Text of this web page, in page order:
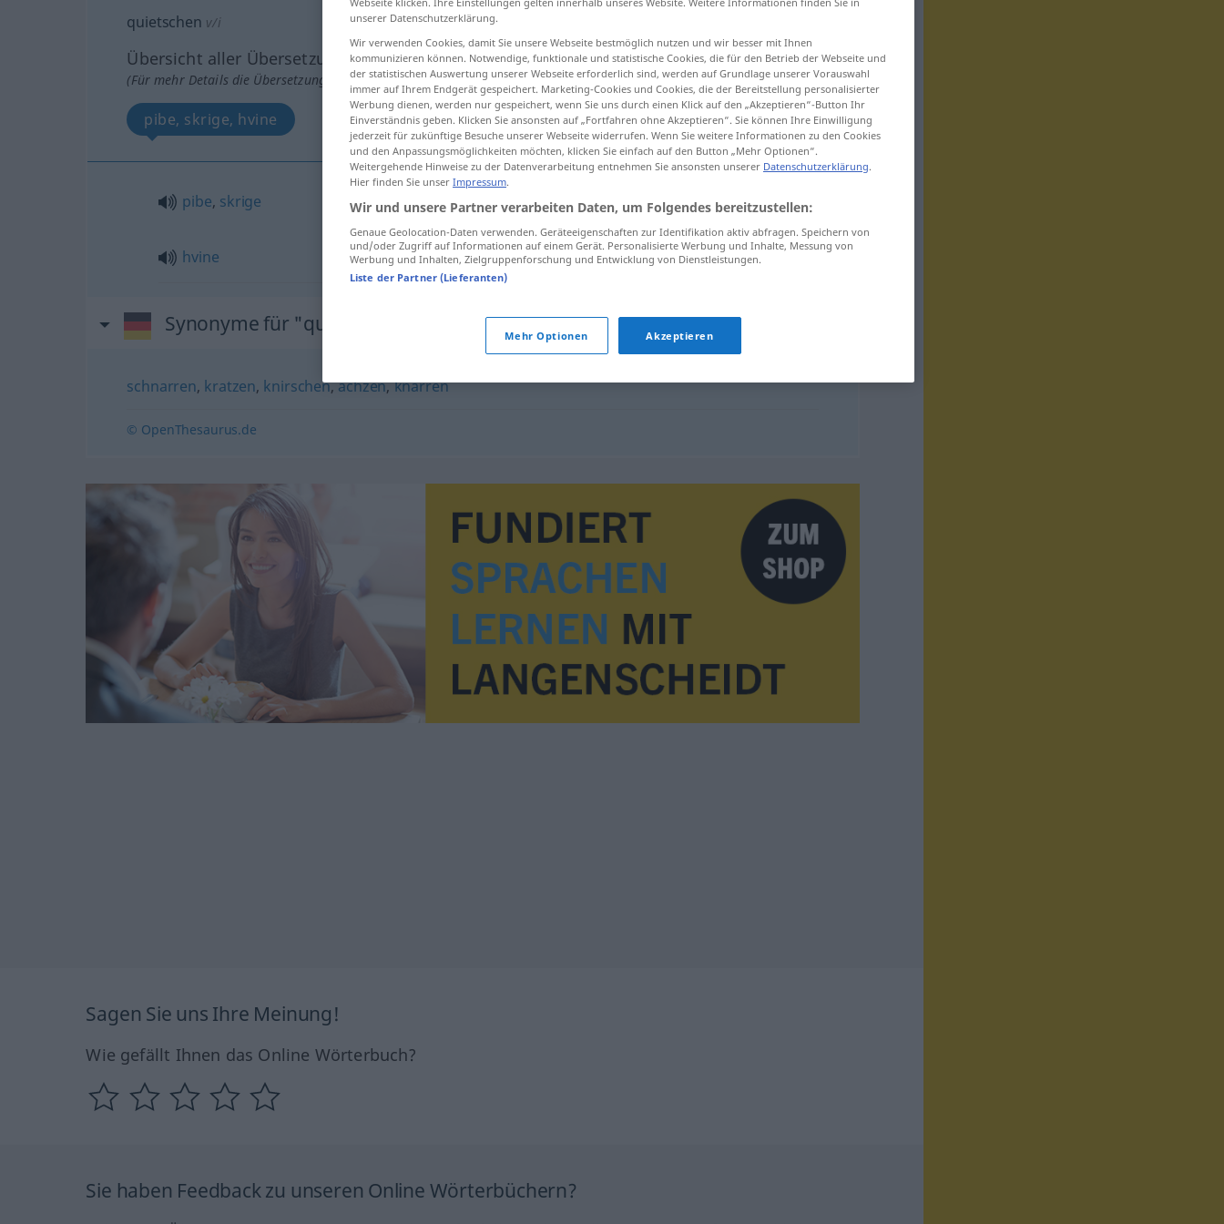
quietschen v/i
Übersicht aller Übersetzungen
(Für mehr Details die Übersetzung anklicken/antippen)
pibe, skrige, hvine
pibe, skrige quietschen
hvine quietschen Reifen, Bremsen, Tür
Synonyme für "quietschen"
schnarren, kratzen, knirschen,ächzen,knarren
© OpenThesaurus.de
Sagen Sie uns Ihre Meinung!
Wie gefällt Ihnen das Online Wörterbuch?
Sie haben Feedback zu unseren Online Wörterbüchern?
unserer Datenschutzerklärung.
Wir verwenden Cookies, damit Sie unsere Webseite bestmöglich nutzen und wir besser mit Ihnen
kommunizieren können. Notwendige, funktionale und statistische Cookies, die für den Betrieb der Webseite und
der statistischen Auswertung unserer Webseite erforderlich sind, werden auf Grundlage unserer Vorauswahl
immer auf Ihrem Endgerät gespeichert. Marketing-Cookies und Cookies, die der Bereitstellung personalisierter
Werbung dienen, werden nur gespeichert, wenn Sie uns durch einen Klick auf den „Akzeptieren“-Button Ihr
Einverständnis geben. Klicken Sie ansonsten auf „Fortfahren ohne Akzeptieren“. Sie können Ihre Einwilligung
jederzeit für zukünftige Besuche unserer Webseite widerrufen. Wenn Sie weitere Informationen zu den Cookies
und den Anpassungsmöglichkeiten möchten, klicken Sie einfach auf den Button „Mehr Optionen“.
Weitergehende Hinweise zu der Datenverarbeitung entnehmen Sie ansonsten unserer Datenschutzerklärung.
Hier finden Sie unser Impressum.
Wir und unsere Partner verarbeiten Daten, um Folgendes bereitzustellen:
Genaue Geolocation-Daten verwenden. Geräteeigenschaften zur Identifikation aktiv abfragen. Speichern von
und/oder Zugriff auf Informationen auf einem Gerät. Personalisierte Werbung und Inhalte, Messung von
Werbung und Inhalten, Zielgruppenforschung und Entwicklung von Dienstleistungen.
Liste der Partner (Lieferanten)
Mehr Optionen Akzeptieren